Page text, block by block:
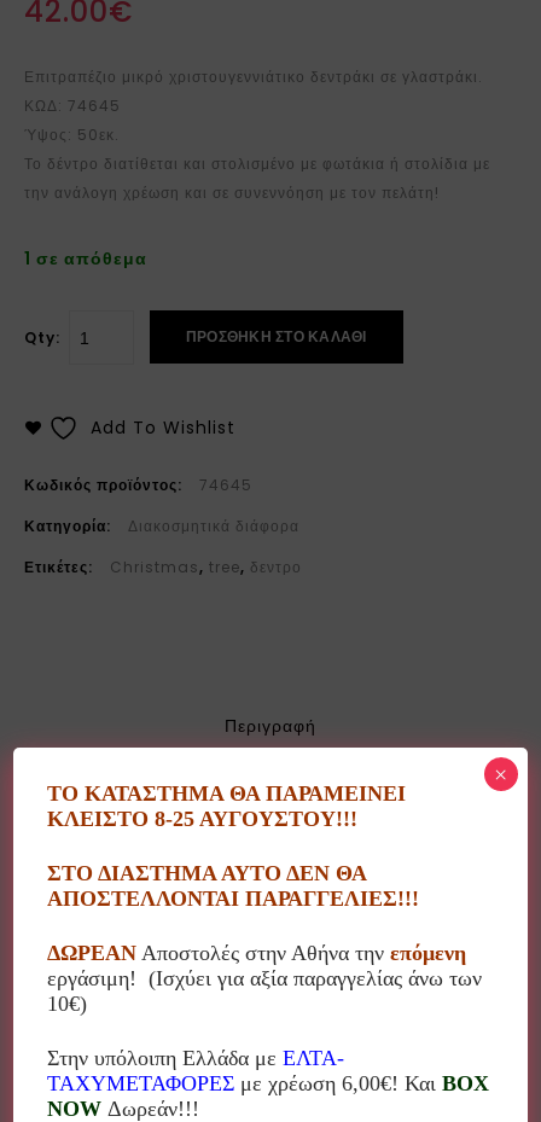
42.00€
Επιτραπέζιο μικρό χριστουγεννιάτικο δεντράκι σε γλαστράκι.
ΚΩΔ: 74645
Ύψος: 50εκ.
Το δέντρο διατίθεται και στολισμένο με φωτάκια ή στολίδια με
την ανάλογη χρέωση και σε συνεννόηση με τον πελάτη!
1 σε απόθεμα
Qty: ΠΡΟΣΘΉΚΗ ΣΤΟ ΚΑΛΆΘΙ
Add To Wishlist
Κωδικός προϊόντος:
74645
Κατηγορία:
Διακοσμητικά διάφορα
Ετικέτες:
Christmas, tree, δεντρο
Περιγραφή
Επιτραπέζιο μικρό χριστουγεννιάτικο δεντράκι σε
ΚΩΔ: 74645
Ύψος: 50εκ.
Το δέντρο διατίθεται και στολισμένο με φωτάκια ή
στολίδια με την ανάλογη χρέωση και σε συνεννόηση με
τον πελάτη!
ΤΟ ΚΑΤΑΣΤΗΜΑ ΘΑ ΠΑΡΑΜΕΙΝΕΙ
ΚΛΕΙΣΤΟ 8-25 ΑΥΓΟΥΣΤΟΥ!!!
ΣΤΟ ΔΙΑΣΤΗΜΑ ΑΥΤΟ ΔΕΝ ΘΑ
ΑΠΟΣΤΕΛΛΟΝΤΑΙ ΠΑΡΑΓΓΕΛΙΕΣ!!!
ΔΩΡΕΑΝ Αποστολές στην Αθήνα τηνεπόμενη
εργάσιμη! (Ισχύει για αξία παραγγελίας άνω των
10€)
Στην υπόλοιπη Ελλάδα μεΕΛΤΑ-
ΤΑΧΥΜΕΤΑΦΟΡΕΣ με χρέωση 6,00€! ΚαιBOX
NOW Δωρεάν!!!
×